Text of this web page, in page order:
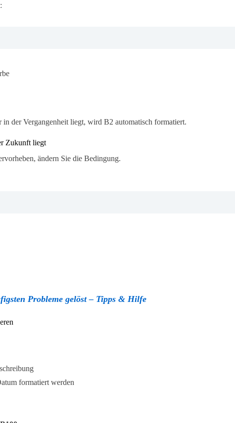
in der Vergangenheit liegt, wird B2 automatisch formatiert.
Zukunft liegt
ändern Sie die Bedingung.
Probleme gelöst – Tipps & Hilfe
formatiert werden